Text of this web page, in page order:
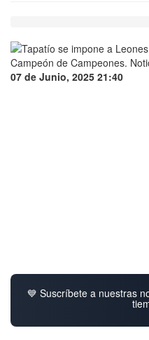
07 de Junio, 2025 21:40
💙 Suscríbete a nuestras